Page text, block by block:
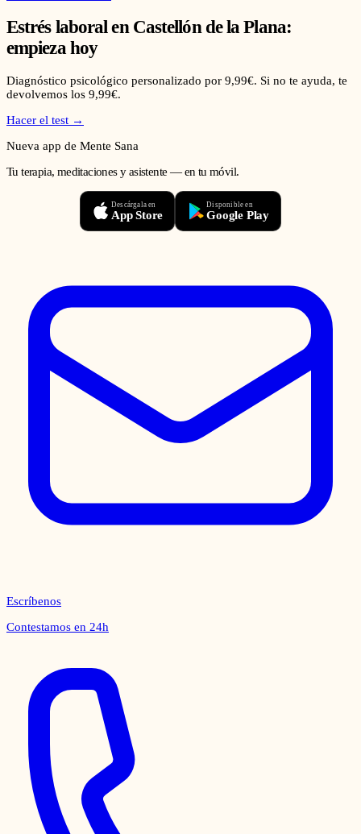
Estrés laboralen Castellón de la Plana:
empieza hoy
Diagnóstico psicológico personalizado por 9,99€. Si no te ayuda, te
devolvemos los 9,99€.
Hacer el test →
Nueva app de Mente Sana
Tu terapia, meditaciones y asistente — en tu móvil.
Descárgala en
App Store
Disponible en
Google Play
Escríbenos
Contestamos en 24h